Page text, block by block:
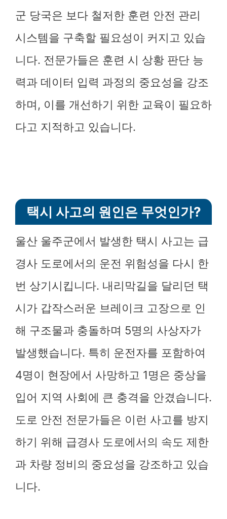
군 당국은 보다 철저한 훈련 안전 관리
시스템을 구축할 필요성이 커지고 있습
니다. 전문가들은 훈련 시 상황 판단 능
력과 데이터 입력 과정의 중요성을 강조
하며, 이를 개선하기 위한 교육이 필요하
다고 지적하고 있습니다.
택시 사고의 원인은 무엇인가?
울산 울주군에서 발생한 택시 사고는 급
경사 도로에서의 운전 위험성을 다시 한
번 상기시킵니다. 내리막길을 달리던 택
시가 갑작스러운 브레이크 고장으로 인
해 구조물과 충돌하며 5명의 사상자가
발생했습니다. 특히 운전자를 포함하여
4명이 현장에서 사망하고 1명은 중상을
입어 지역 사회에 큰 충격을 안겼습니다.
도로 안전 전문가들은 이런 사고를 방지
하기 위해 급경사 도로에서의 속도 제한
과 차량 정비의 중요성을 강조하고 있습
니다.